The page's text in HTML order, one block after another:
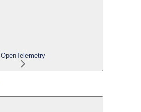
OpenTelemetry